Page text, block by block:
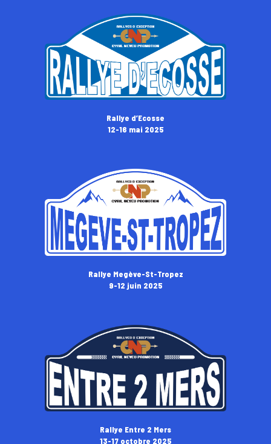
Rallye d’Ecosse
12-16 mai 2025
Rallye Megève-St-Tropez
9-12 juin 2025
Rallye Entre 2 Mers
13-17 octobre 2025